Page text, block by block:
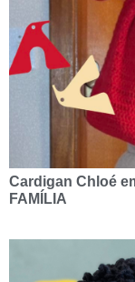
Cardigan Chloé
FAMÍLIA